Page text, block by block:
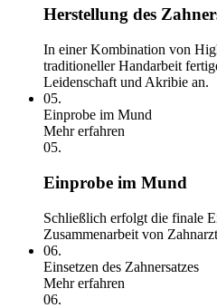
Herstellung des
In einer Kombination von
traditioneller Handarbeit
Leidenschaft und Akribie an.
05.
Einprobe im Mund
Mehr erfahren
05.
Einprobe im Mund
Schließlich erfolgt die finale
Zusammenarbeit von
06.
Einsetzen des Zahnersatzes
Mehr erfahren
06.